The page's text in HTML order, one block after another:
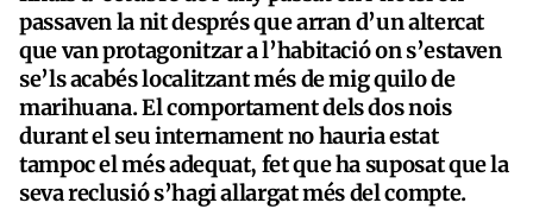
passaven la nit després que arran d’un altercat
que van protagonitzar a l’habitació on s’estaven
se’ls acabés localitzant més de mig quilo de
marihuana. El comportament dels dos nois
durant el seu internament no hauria estat
tampoc el més adequat, fet que ha suposat que la
seva reclusió s’hagi allargat més del compte.